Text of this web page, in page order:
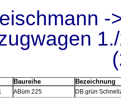
-
Baureihe Bezeichnung
ABüm 225 DB grün